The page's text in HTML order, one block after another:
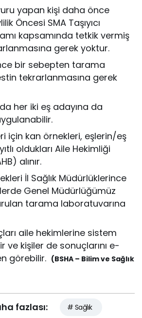
yapan kişi daha önce
Öncesi SMA Taşıyıcı
kapsamında tetkik vermiş
gerek yoktur.
bir sebepten tarama
tekrarlanmasına gerek
her iki eş adayına da
için kan örnekleri, eşlerin/eş
oldukları Aile Hekimliği
alınır.
İl Sağlık Müdürlüklerince
Genel Müdürlüğümüz
tarama laboratuvarına
aile hekimlerine sistem
ve kişiler de sonuçlarını e-
görebilir. (BSHA – Bilim ve Sağlık
fazlası:
# Sağlık